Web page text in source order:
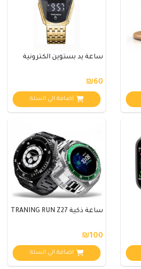
ساعة يد بستوين الكترونية
₪60
اضافة الي السلة
ساعة ذكية TRANING RUN Z27
₪100
اضافة الي السلة